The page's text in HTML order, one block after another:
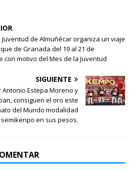
Juventud de Almuñécar organiza un viaje
de Granada del 19 al 21 de
con motivo del Mes de la Juventud
SIGUIENTE
Antonio Estepa Moreno y
consiguen el oro este
del Mundo modalidad
en sus pesos.